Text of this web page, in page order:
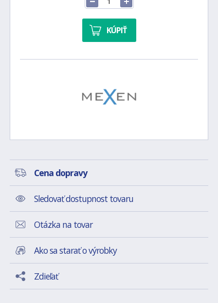
KÚPIŤ
Cena dopravy
Sledovať dostupnost tovaru
Otázka na tovar
Ako sa starať o výrobky
Zdieľať